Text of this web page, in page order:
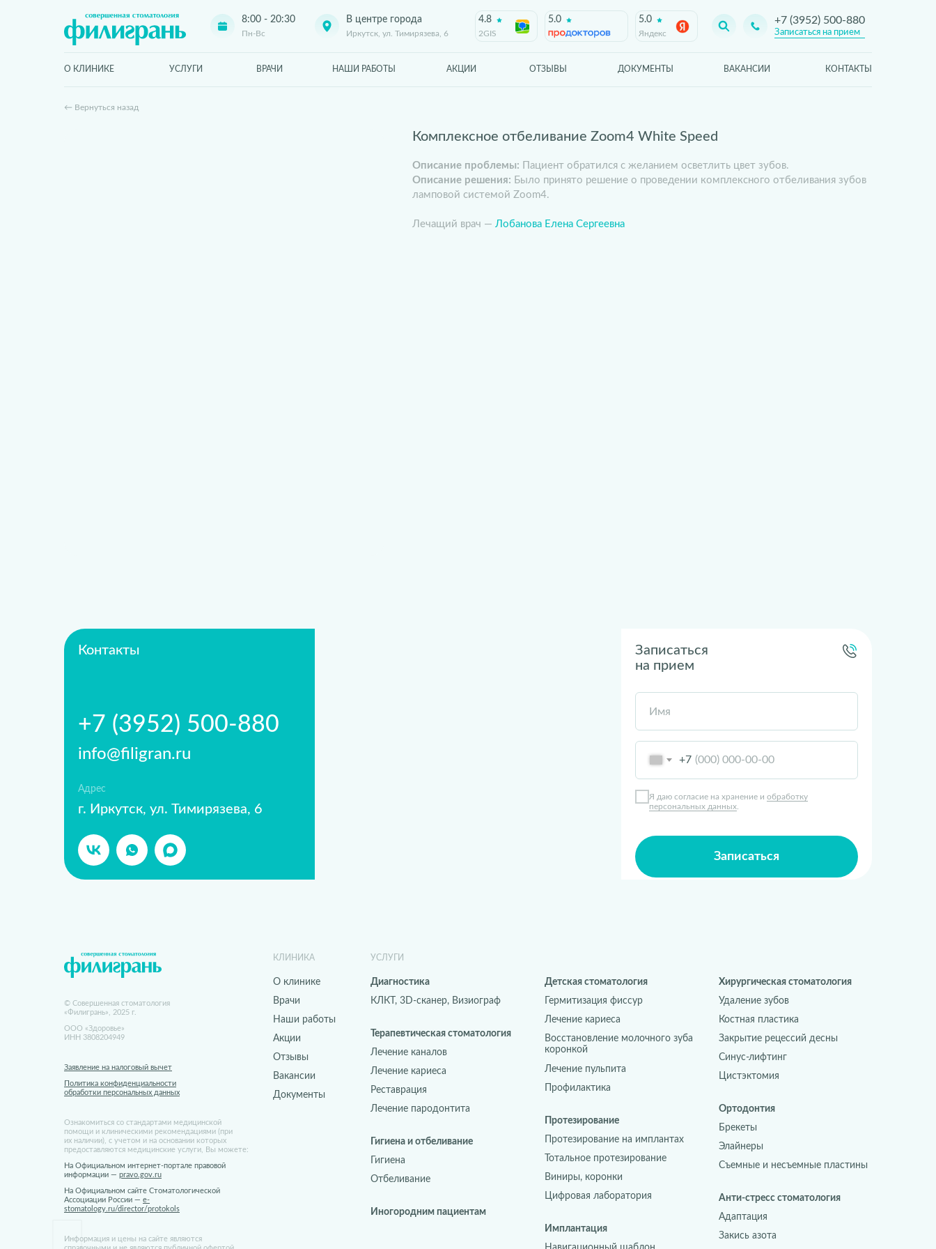
КОНТАКТЫ
ДОКУМЕНТЫ ВАКАНСИИ
ОТЗЫВЫ
АКЦИИ
НАШИ РАБОТЫ
ВРАЧИ
УСЛУГИ
О КЛИНИКЕ
Иркутск, ул. Тимирязева, 6 Записаться на прием
+7 (3952) 500-880
В центре города
Пн-Вс
8:00 - 20:30
2GIS
4.8 5.0
Яндекс
5.0
← Вернуться назад
Комплексное отбеливание Zoom4 White Speed
Описание проблемы: Пациент обратился с желанием осветлить цвет зубов.
Описание решения: Было принято решение о проведении комплексного отбеливания зубов
ламповой системой Zoom4.
Лечащий врач — Лобанова Елена Сергеевна
info@filigran.ru
+7 (3952) 500-880
г. Иркутск, ул. Тимирязева, 6
Адрес
Контакты
Записаться
на прием
Имя
+7
Я даю согласие на хранение и обработку
персональных данных
Записаться
Вакансии
Документы
Отзывы
Акции
Наши работы
Врачи
Политика конфиденциальности
обработки персональных данных
На Официальном интернет-портале правовой
информации — pravo.gov.ru
На Официальном сайте Стоматологической
Ассоциации России — e-
stomatology.ru/director/protokols
Заявление на налоговый вычет
Информация и цены на сайте являются
Ознакомиться со стандартами медицинской
помощи и клиническими рекомендациями (при
их наличии), с учетом и на основании которых
предоставляются медицинские услуги, Вы можете:
ООО «Здоровье»
ИНН 3808204949
© Совершенная стоматология
«Филигрань», 2025 г.
О клинике
КЛИНИКА
Реставрация
Лечение пародонтита
Лечение кариеса
Лечение каналов
Терапевтическая стоматология
Отбеливание
Гигиена
Гигиена и отбеливание
Иногородним пациентам
КЛКТ, 3D-сканер, Визиограф
Диагностика
УСЛУГИ
Восстановление молочного зуба
коронкой
Лечение пульпита
Профилактика
Лечение кариеса
Гермитизация фиссур
Детская стоматология
Тотальное протезирование
Виниры, коронки
Цифровая лаборатория
Протезирование на имплантах
Протезирование
Имплантация
Закрытие рецессий десны
Синус-лифтинг
Цистэктомия
Костная пластика
Удаление зубов
Хирургическая стоматология
Элайнеры
Съемные и несъемные пластины
Брекеты
Ортодонтия
Закись азота
Адаптация
Анти-стресс стоматология